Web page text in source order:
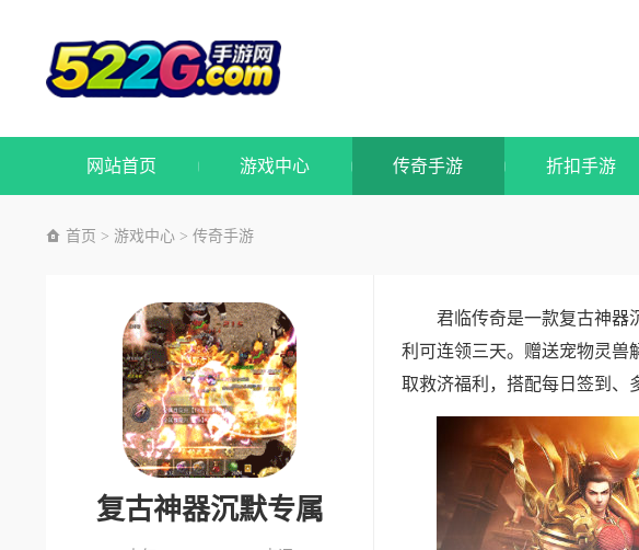
网站首页 游戏中心 传奇手游 折扣手游
首页 > 游戏中心 > 传奇手游
复古神器沉默专属
君临传奇是一款复古神器
利可连领三天。赠送宠物灵兽
取救济福利，搭配每日签到、